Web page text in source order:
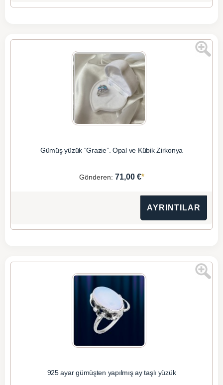
Gümüş yüzük “Grazie”. Opal ve Kübik Zirkonya
Gönderen: 71,00 €*
AYRINTILAR
925 ayar gümüşten yapılmış ay taşlı yüzük